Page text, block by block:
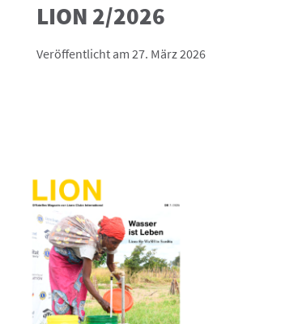
LION 2/2026
Veröffentlicht am 27. März 2026